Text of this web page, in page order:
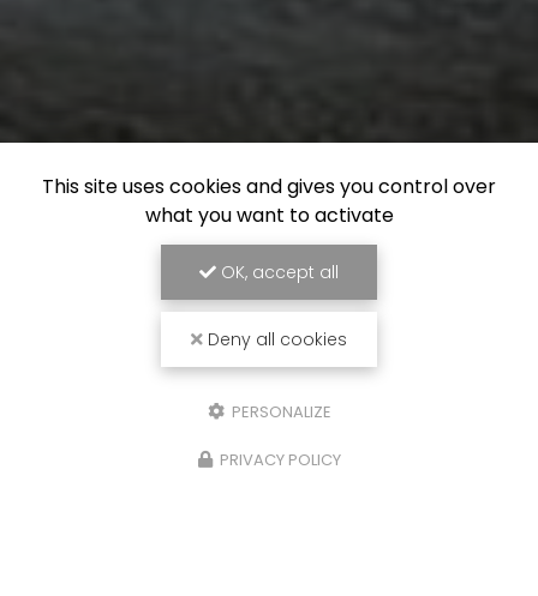
This site uses cookies and gives you control over
what you want to activate
OK, accept all
Deny all cookies
PERSONALIZE
PRIVACY POLICY